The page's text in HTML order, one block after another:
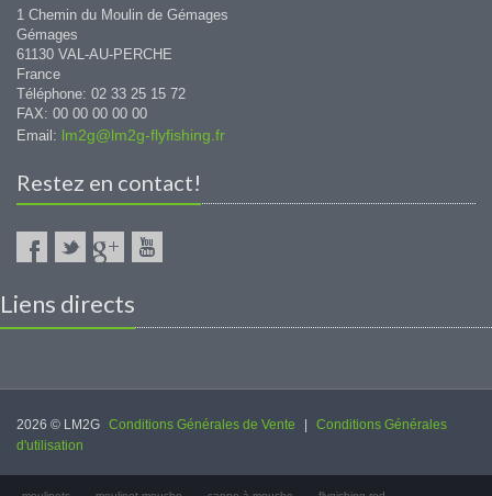
1 Chemin du Moulin de Gémages
Gémages
61130 VAL-AU-PERCHE
France
Téléphone: 02 33 25 15 72
FAX: 00 00 00 00 00
Email: lm2g@lm2g-flyfishing.fr
Restez en contact!
Liens directs
2026 © LM2G Conditions Générales de Vente
Conditions Générales
d'utilisation